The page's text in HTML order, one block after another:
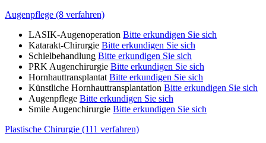
Augenpflege (8 verfahren)
LASIK-Augenoperation Bitte erkundigen Sie sich
Katarakt-Chirurgie Bitte erkundigen Sie sich
Schielbehandlung Bitte erkundigen Sie sich
PRK Augenchirurgie Bitte erkundigen Sie sich
Hornhauttransplantat Bitte erkundigen Sie sich
Künstliche Hornhauttransplantation Bitte erkundigen Sie sich
Augenpflege Bitte erkundigen Sie sich
Smile Augenchirurgie Bitte erkundigen Sie sich
Plastische Chirurgie (111 verfahren)